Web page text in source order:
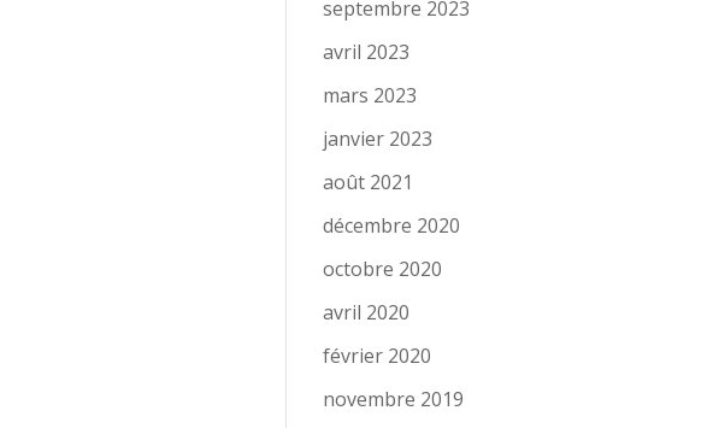
septembre 2023
avril 2023
mars 2023
janvier 2023
août 2021
décembre 2020
octobre 2020
avril 2020
février 2020
novembre 2019